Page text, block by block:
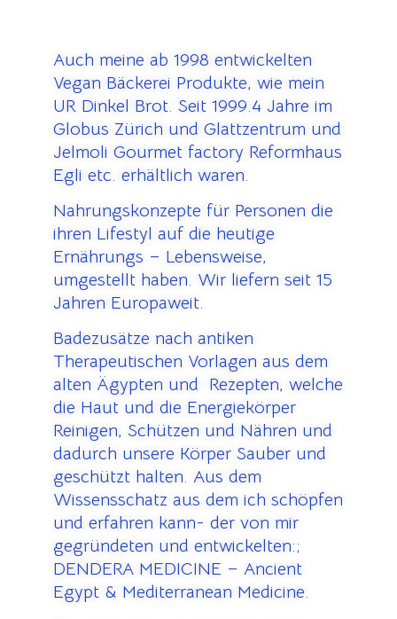
Auch meine ab 1998 entwickelten
Vegan Bäckerei Produkte, wie mein
UR Dinkel Brot. Seit 1999.4 Jahre im
Globus Zürich und Glattzentrum und
Jelmoli Gourmet factory Reformhaus
Egli etc. erhältlich waren.
Nahrungskonzepte für Personen die
ihren Lifestyl auf die heutige
Ernährungs – Lebensweise,
umgestellt haben. Wir liefern seit 15
Jahren Europaweit.
Badezusätze nach antiken
Therapeutischen Vorlagen aus dem
alten Ägypten und Rezepten, welche
die Haut und die Energiekörper
Reinigen, Schützen und Nähren und
dadurch unsere Körper Sauber und
geschützt halten. Aus dem
Wissensschatz aus dem ich schöpfen
und erfahren kann- der von mir
gegründeten und entwickelten:;
DENDERA MEDICINE – Ancient
Egypt & Mediterranean Medicine.